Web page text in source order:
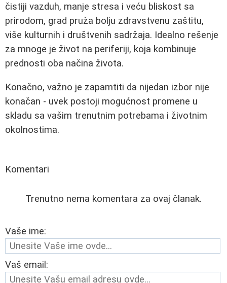
čistiji vazduh, manje stresa i veću bliskost sa
prirodom, grad pruža bolju zdravstvenu zaštitu,
više kulturnih i društvenih sadržaja. Idealno rešenje
za mnoge je život na periferiji, koja kombinuje
prednosti oba načina života.
Konačno, važno je zapamtiti da nijedan izbor nije
konačan - uvek postoji mogućnost promene u
skladu sa vašim trenutnim potrebama i životnim
okolnostima.
Komentari
Trenutno nema komentara za ovaj članak.
Vaše ime:
Vaš email: